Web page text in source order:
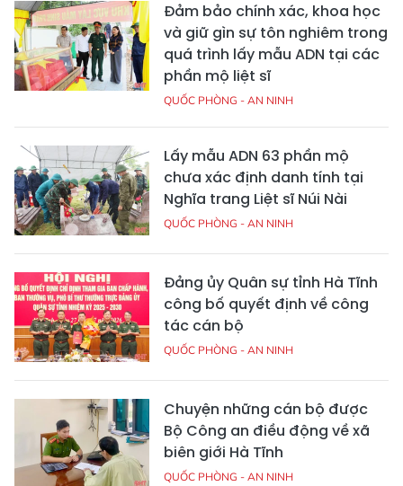
Đảm bảo chính xác, khoa học
và giữ gìn sự tôn nghiêm trong
quá trình lấy mẫu ADN tại các
phần mộ liệt sĩ
QUỐC PHÒNG - AN NINH
Lấy mẫu ADN 63 phần mộ
chưa xác định danh tính tại
Nghĩa trang Liệt sĩ Núi Nài
QUỐC PHÒNG - AN NINH
Đảng ủy Quân sự tỉnh Hà Tĩnh
công bố quyết định về công
tác cán bộ
QUỐC PHÒNG - AN NINH
Chuyện những cán bộ được
Bộ Công an điều động về xã
biên giới Hà Tĩnh
QUỐC PHÒNG - AN NINH